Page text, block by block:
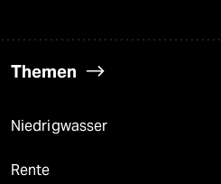
Themen
Niedrigwasser
Rente